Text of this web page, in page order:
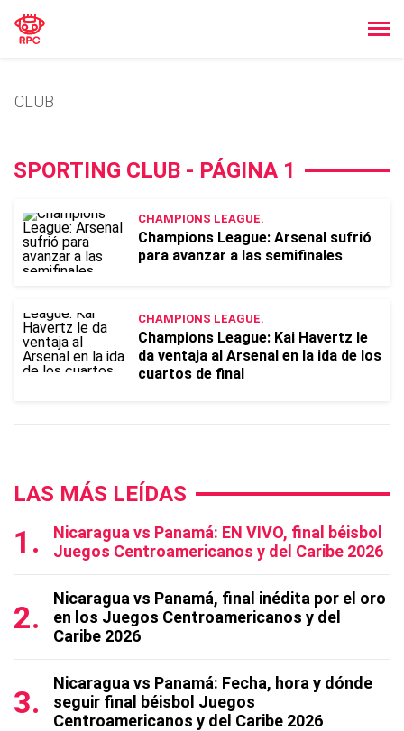
CLUB
SPORTING CLUB - PÁGINA 1
CHAMPIONS LEAGUE.
Champions League: Arsenal sufrió
para avanzar a las semifinales
CHAMPIONS LEAGUE.
Champions League: Kai Havertz le
da ventaja al Arsenal en la ida de los
cuartos de final
LAS MÁS LEÍDAS
Nicaragua vs Panamá: EN VIVO, final béisbol
Juegos Centroamericanos y del Caribe 2026
Nicaragua vs Panamá, final inédita por el oro
en los Juegos Centroamericanos y del
Caribe 2026
Nicaragua vs Panamá: Fecha, hora y dónde
seguir final béisbol Juegos
Centroamericanos y del Caribe 2026